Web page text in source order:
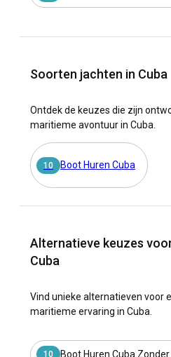
Soorten jachten in Cuba
Ontdek de keuzes die zijn
maritieme avontuur in Cuba.
10 Boot Huren Cuba
Alternatieve keuzes
Cuba
Vind unieke alternatieven voor
maritieme ervaring in Cuba.
10 Boot Huren Cuba